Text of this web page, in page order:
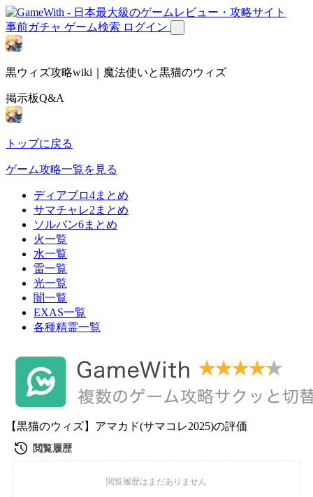
事前ガチャ ゲーム検索 ログイン
黒ウィズ攻略wiki｜魔法使いと黒猫のウィズ
掲示板Q&A
トップに戻る
ゲーム攻略一覧を見る
ディアブロ4まとめ
サマチャレ2まとめ
ソルバン6まとめ
火一覧
水一覧
雷一覧
光一覧
闇一覧
EXAS一覧
各種精霊一覧
【黒猫のウィズ】アマカド(サマコレ2025)の評価